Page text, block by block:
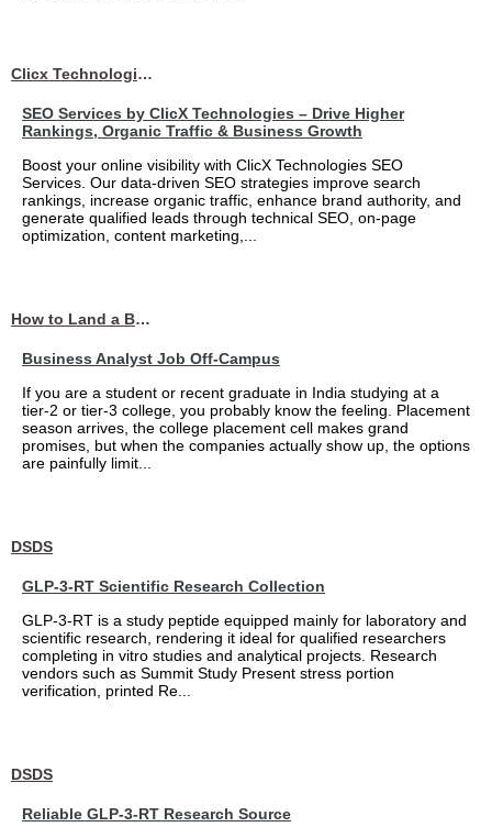
Clicx Technologies
SEO Services by ClicX Technologies – Drive Higher
Rankings, Organic Traffic & Business Growth
Boost your online visibility with ClicX Technologies SEO
Services. Our data-driven SEO strategies improve search
rankings, increase organic traffic, enhance brand authority, and
generate qualified leads through technical SEO, on-page
optimization, content marketing,...
How to Land a Business Analyst Job Off-Campus When Your College Has Zero Tech Connections
Business Analyst Job Off-Campus
If you are a student or recent graduate in India studying at a
tier-2 or tier-3 college, you probably know the feeling. Placement
season arrives, the college placement cell makes grand
promises, but when the companies actually show up, the options
are painfully limit...
DSDS
GLP-3-RT Scientific Research Collection
GLP-3-RT is a study peptide equipped mainly for laboratory and
scientific research, rendering it ideal for qualified researchers
completing in vitro studies and analytical projects. Research
vendors such as Summit Study Present stress portion
verification, printed Re...
DSDS
Reliable GLP-3-RT Research Source